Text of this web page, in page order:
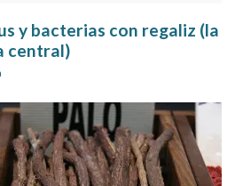
y bacterias con regaliz (la
central)